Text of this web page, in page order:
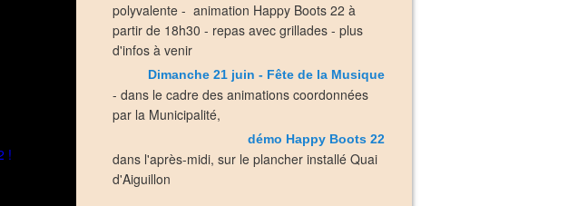
polyvalente - animation Happy Boots 22 à
partir de 18h30 - repas avec grillades - plus
d'infos à venir
Dimanche 21 juin - Fête de la Musique
- dans le cadre des animations coordonnées
par la Municipalité,
démo Happy Boots 22
dans l'après-midi, sur le plancher installé Quai
d'Aiguillon